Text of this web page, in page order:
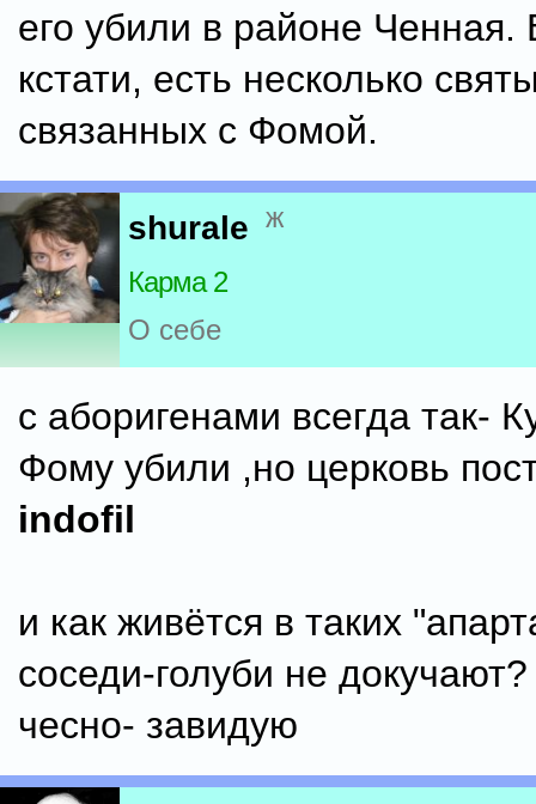
его убили в районе Ченная.
кстати, есть несколько
связанных с Фомой.
shurale ж
Карма 2
О себе
с аборигенами всегда так-
Фому убили ,но церковь
indofil
и как живётся в таких
соседи-голуби не
чесно- завидую